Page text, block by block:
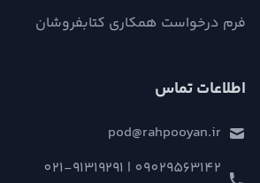
فرم درخواست همکاری کتابفروشان
اطلاعات تماس
pod@rahpooyan.ir
09029563142 | 021-91319291